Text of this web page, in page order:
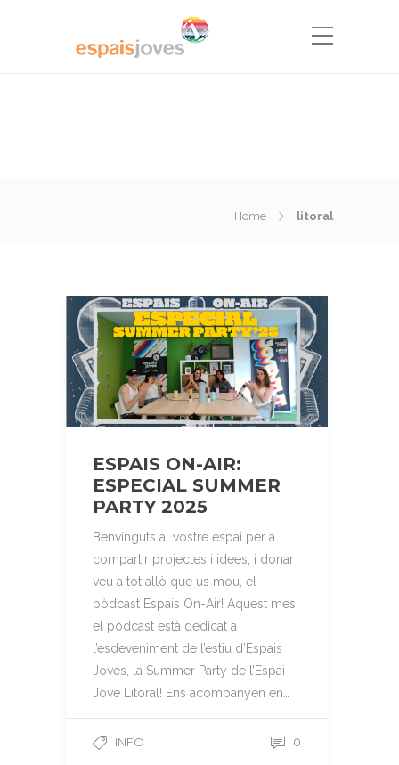
Home litoral
ESPAIS ON-AIR:
ESPECIAL SUMMER
PARTY 2025
Benvinguts al vostre espai per a
compartir projectes i idees, i donar
veu a tot allò que us mou, el
pòdcast Espais On-Air! Aquest mes,
el pòdcast està dedicat a
l’esdeveniment de l’estiu d’Espais
Joves, la Summer Party de l’Espai
Jove Litoral! Ens acompanyen en…
INFO 0